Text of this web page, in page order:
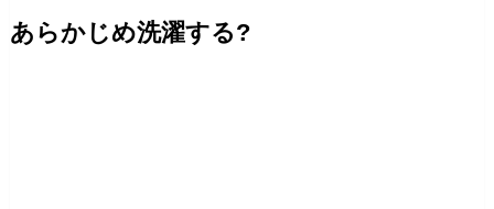
あらかじめ洗濯する?